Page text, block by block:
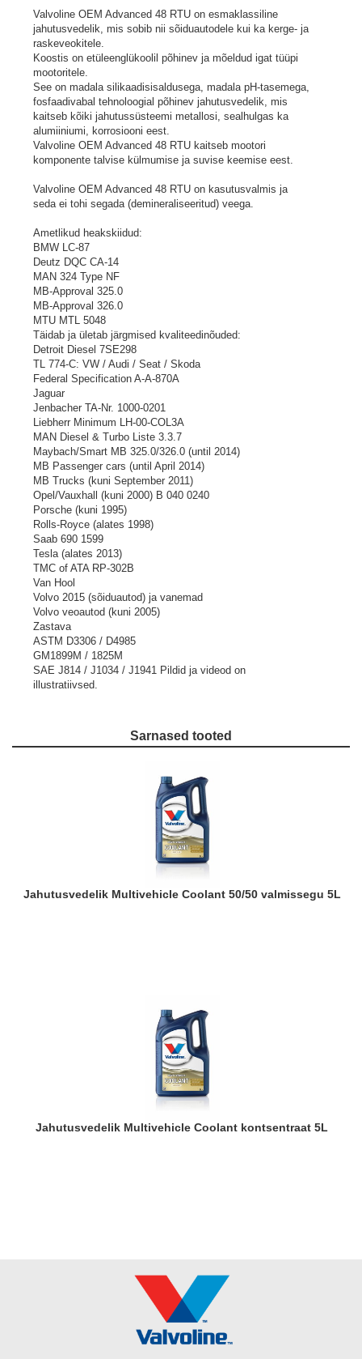
Valvoline OEM Advanced 48 RTU on esmaklassiline
jahutusvedelik, mis sobib nii sõiduautodele kui ka kerge- ja
raskeveokitele.
Koostis on etüleenglükoolil põhinev ja mõeldud igat tüüpi
mootoritele.
See on madala silikaadisisaldusega, madala pH-tasemega,
fosfaadivabal tehnoloogial põhinev jahutusvedelik, mis
kaitseb kõiki jahutussüsteemi metallosi, sealhulgas ka
alumiiniumi, korrosiooni eest.
Valvoline OEM Advanced 48 RTU kaitseb mootori
komponente talvise külmumise ja suvise keemise eest.
Valvoline OEM Advanced 48 RTU on kasutusvalmis ja
seda ei tohi segada (demineraliseeritud) veega.
Ametlikud heakskiidud:
BMW LC-87
Deutz DQC CA-14
MAN 324 Type NF
MB-Approval 325.0
MB-Approval 326.0
MTU MTL 5048
Täidab ja ületab järgmised kvaliteedinõuded:
Detroit Diesel 7SE298
TL 774-C: VW / Audi / Seat / Skoda
Federal Specification A-A-870A
Jaguar
Jenbacher TA-Nr. 1000-0201
Liebherr Minimum LH-00-COL3A
MAN Diesel & Turbo Liste 3.3.7
Maybach/Smart MB 325.0/326.0 (until 2014)
MB Passenger cars (until April 2014)
MB Trucks (kuni September 2011)
Opel/Vauxhall (kuni 2000) B 040 0240
Porsche (kuni 1995)
Rolls-Royce (alates 1998)
Saab 690 1599
Tesla (alates 2013)
TMC of ATA RP-302B
Van Hool
Volvo 2015 (sõiduautod) ja vanemad
Volvo veoautod (kuni 2005)
Zastava
ASTM D3306 / D4985
GM1899M / 1825M
SAE J814 / J1034 / J1941 Pildid ja videod on
illustratiivsed.
Sarnased tooted
Jahutusvedelik Multivehicle Coolant 50/50 valmissegu 5L
Jahutusvedelik Multivehicle Coolant kontsentraat 5L